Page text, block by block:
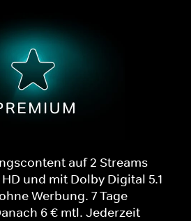
auf 2 Streams
und mit Dolby Digital 5.1
Werbung. 7 Tage
6 € mtl. Jederzeit